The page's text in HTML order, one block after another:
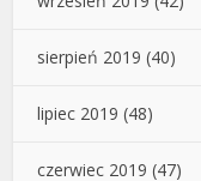
sierpień 2019 (40)
lipiec 2019 (48)
czerwiec 2019 (47)